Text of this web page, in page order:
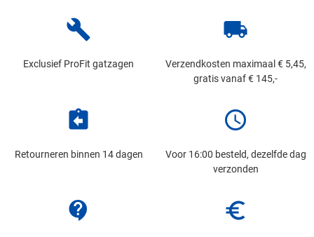
build
Exclusief ProFit gatzagen
local_shipping
Verzendkosten maximaal € 5,45,
gratis vanaf € 145,-
assignment_return
Retourneren binnen 14 dagen
schedule
Voor 16:00 besteld, dezelfde dag
verzonden
contact_support euro_symbol